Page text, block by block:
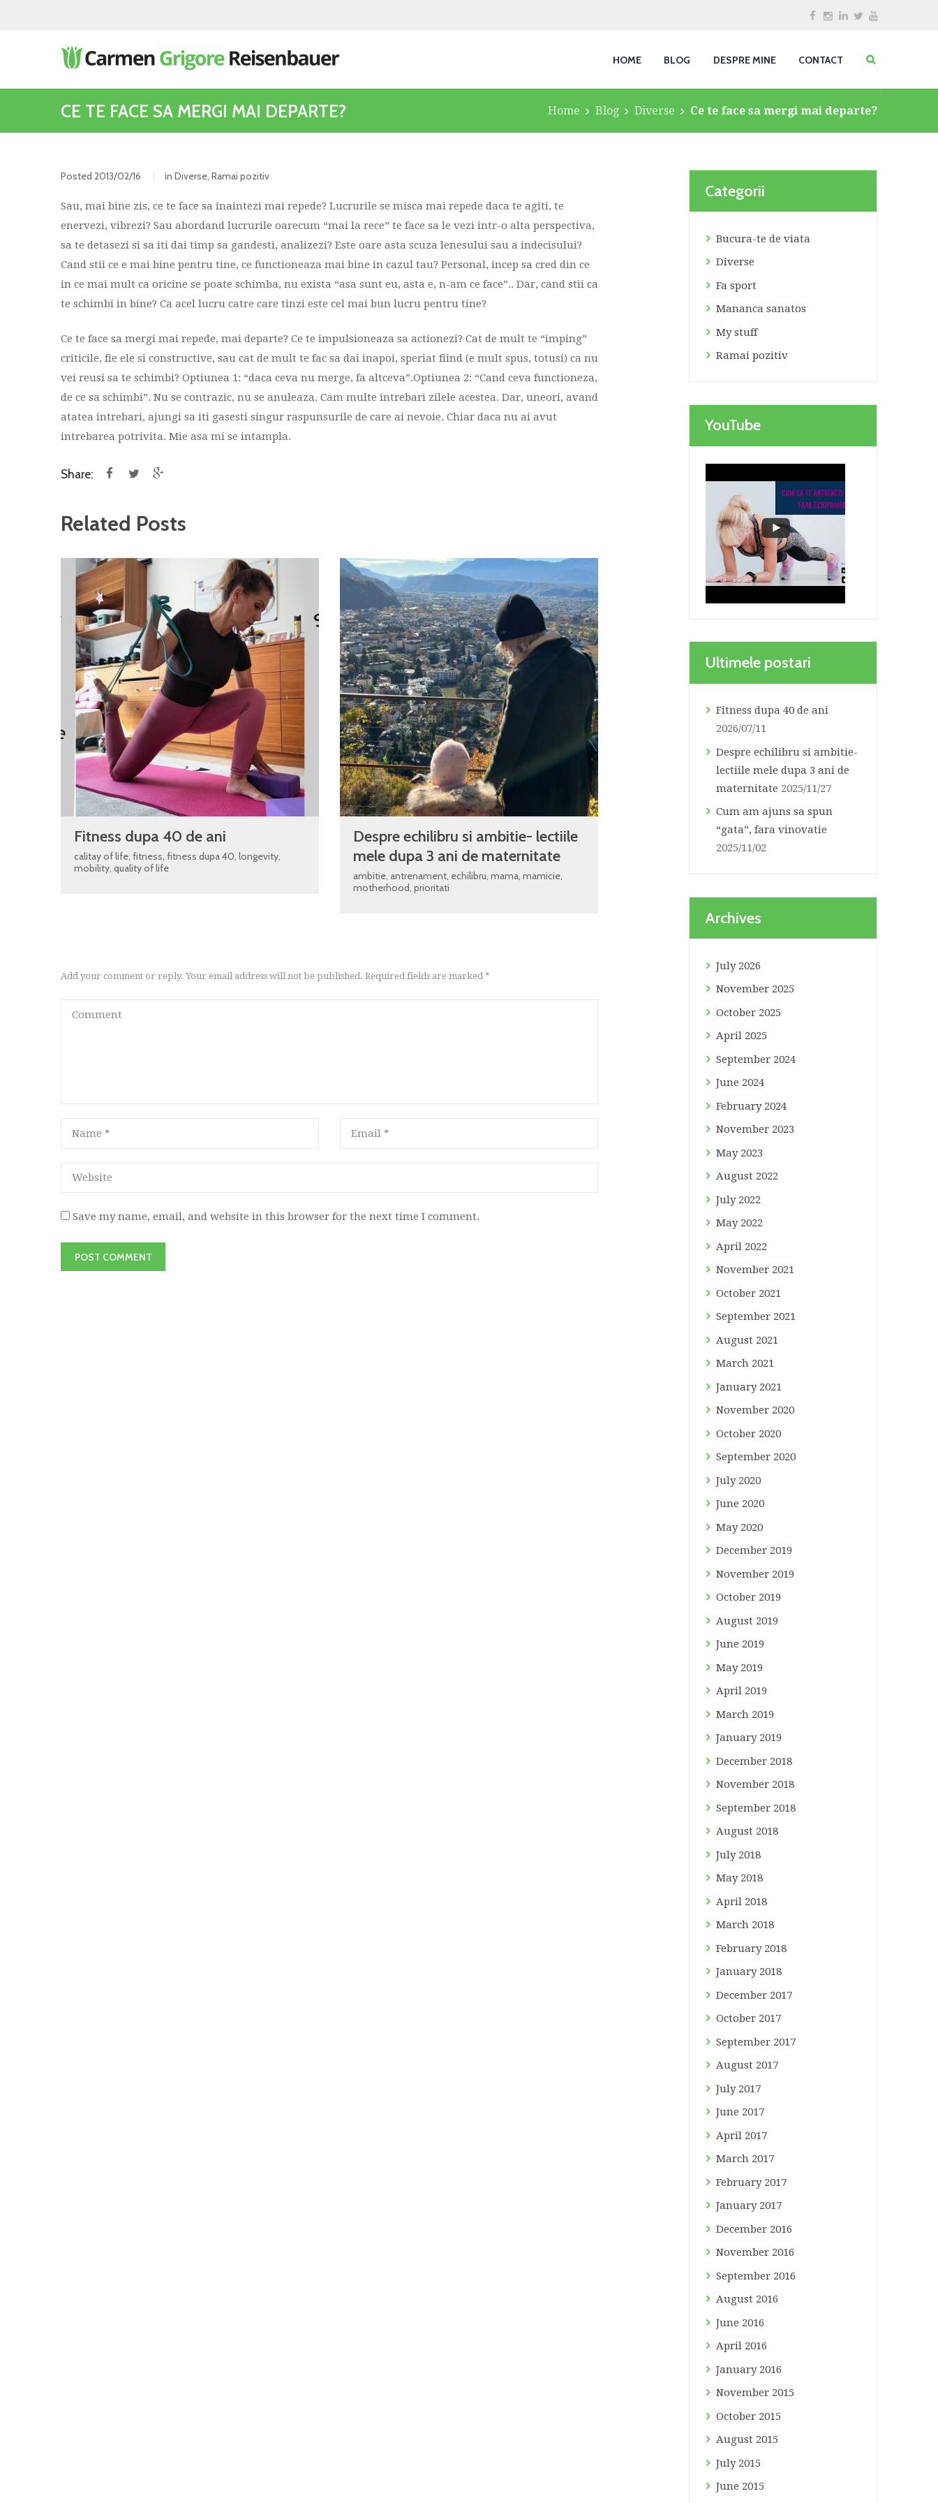
HOME BLOG DESPRE MINE CONTACT
CE TE FACE SA MERGI MAI DEPARTE? Home Blog Diverse Ce te face sa mergi mai departe?
Posted 2013/02/16 in Diverse, Ramai pozitiv
Sau, mai bine zis, ce te face sa inaintezi mai repede? Lucrurile se misca mai repede daca te agiti, te
enervezi, vibrezi? Sau abordand lucrurile oarecum “mai la rece” te face sa le vezi intr-o alta perspectiva,
sa te detasezi si sa iti dai timp sa gandesti, analizezi? Este oare asta scuza lenesului sau a indecisului?
Cand stii ce e mai bine pentru tine, ce functioneaza mai bine in cazul tau? Personal, incep sa cred din ce
in ce mai mult ca oricine se poate schimba, nu exista “asa sunt eu, asta e, n-am ce face”.. Dar, cand stii ca
te schimbi in bine? Ca acel lucru catre care tinzi este cel mai bun lucru pentru tine?
Ce te face sa mergi mai repede, mai departe? Ce te impulsioneaza sa actionezi? Cat de mult te “imping”
criticile, fie ele si constructive, sau cat de mult te fac sa dai inapoi, speriat fiind (e mult spus, totusi) ca nu
vei reusi sa te schimbi? Optiunea 1: “daca ceva nu merge, fa altceva”.Optiunea 2: “Cand ceva functioneza,
de ce sa schimbi”. Nu se contrazic, nu se anuleaza. Cam multe intrebari zilele acestea. Dar, uneori, avand
atatea intrebari, ajungi sa iti gasesti singur raspunsurile de care ai nevoie. Chiar daca nu ai avut
intrebarea potrivita. Mie asa mi se intampla.
Share:
Related Posts
Fitness dupa 40 de ani
calitay of life, fitness fitness dupa 40 longevity,
mobility, quality of life
Despre echilibru si ambitie- lectiile
mele dupa 3 ani de maternitate
ambitie, antrenament, echilibru mama, mamicie,
motherhood prioritati
Add your comment or reply. Your email address will not be published. Required fields are marked *
Save my name, email, and website in this browser for the next time I comment.
Categorii
Bucura-te de viata
Diverse
Fa sport
Mananca sanatos
My stuff
Ramai pozitiv
YouTube
Ultimele postari
Fitness dupa 40 de ani
2026/07/11
Despre echilibru si ambitie-
lectiile mele dupa 3 ani de
maternitate 2025/11/27
Cum am ajuns sa spun
“gata”, fara vinovatie
2025/11/02
Archives
July 2026
November 2025
October 2025
April 2025
September 2024
June 2024
February 2024
November 2023
May 2023
August 2022
July 2022
May 2022
April 2022
November 2021
October 2021
September 2021
August 2021
March 2021
January 2021
November 2020
October 2020
September 2020
July 2020
June 2020
May 2020
December 2019
November 2019
October 2019
August 2019
June 2019
May 2019
April 2019
March 2019
January 2019
December 2018
November 2018
September 2018
August 2018
July 2018
May 2018
April 2018
March 2018
February 2018
January 2018
December 2017
October 2017
September 2017
August 2017
July 2017
June 2017
April 2017
March 2017
February 2017
January 2017
December 2016
November 2016
September 2016
August 2016
June 2016
April 2016
January 2016
November 2015
October 2015
August 2015
July 2015
June 2015